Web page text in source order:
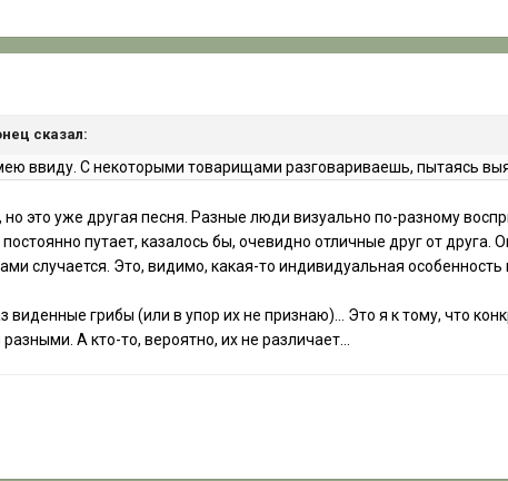
сказал:
ввиду. С некоторыми товарищами разговариваешь, пытаясь
это уже другая песня. Разные люди визуально по-разному
путает, казалось бы, очевидно отличные друг от друга.
случается. Это, видимо, какая-то индивидуальная особенность
виденные грибы (или в упор их не признаю)... Это я к тому, что
А кто-то, вероятно, их не различает...